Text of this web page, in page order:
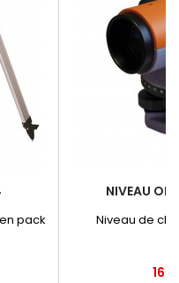
pack
NIVEAU
Niveau de
Prix